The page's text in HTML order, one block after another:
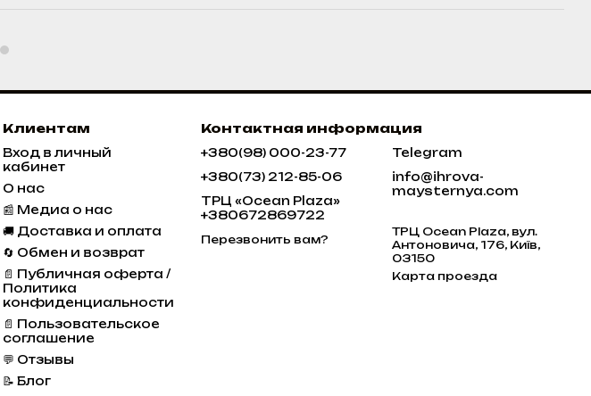
Клиентам
Вход в личный
кабинет
О нас
📰 Медиа о нас
🚚 Доставка и оплата
🔄 Обмен и возврат
📄 Публичная оферта /
Политика
конфиденциальности
📄 Пользовательское
соглашение
💬 Отзывы
📝 Блог
Контактная информация
+380(98) 000-23-77
+380(73) 212-85-06
ТРЦ «Ocean Plaza»
+380672869722
Перезвонить вам?
Telegram
info@ihrova-
maysternya.com
ТРЦ Ocean Plaza, вул.
Антоновича, 176, Київ,
03150
Карта проезда